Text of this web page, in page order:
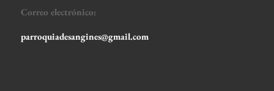
Correo electrónico:
parroquiadesangines@gmail.com